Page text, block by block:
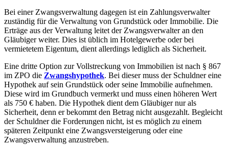
Bei einer Zwangsverwaltung dagegen ist ein Zahlungsverwalter
zuständig für die Verwaltung von Grundstück oder Immobilie. Die
Erträge aus der Verwaltung leitet der Zwangsverwalter an den
Gläubiger weiter. Dies ist üblich im Hotelgewerbe oder bei
vermietetem Eigentum, dient allerdings lediglich als Sicherheit.
Eine dritte Option zur Vollstreckung von Immobilien ist nach § 867
im ZPO die Zwangshypothek. Bei dieser muss der Schuldner eine
Hypothek auf sein Grundstück oder seine Immobilie aufnehmen.
Diese wird im Grundbuch vermerkt und muss einen höheren Wert
als 750 € haben. Die Hypothek dient dem Gläubiger nur als
Sicherheit, denn er bekommt den Betrag nicht ausgezahlt. Begleicht
der Schuldner die Forderungen nicht, ist es möglich zu einem
späteren Zeitpunkt eine Zwangsversteigerung oder eine
Zwangsverwaltung anzustreben.